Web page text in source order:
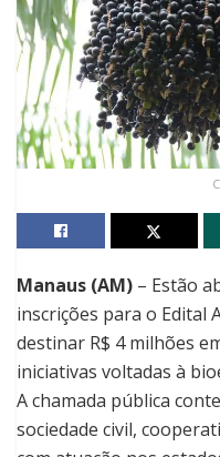
Manaus (AM) – Estão
inscrições para o Edital
destinar R$ 4 milhões
iniciativas voltadas à
A chamada pública
sociedade civil,